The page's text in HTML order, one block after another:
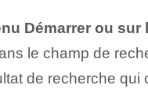
Démarrer ou
le champ de
de recherche qui